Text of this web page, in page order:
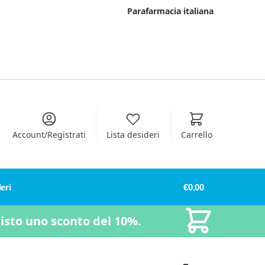
Parafarmacia italiana
Account/Registrati Lista desideri Carrello
€0.00
uno sconto del 10%.